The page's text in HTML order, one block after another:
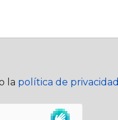
la política de privacidad